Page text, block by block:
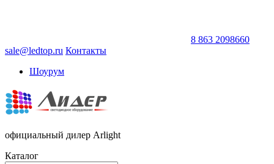
8 863 2098660
sale@ledtop.ru Контакты
Шоурум
официальный дилер Arlight
Каталог